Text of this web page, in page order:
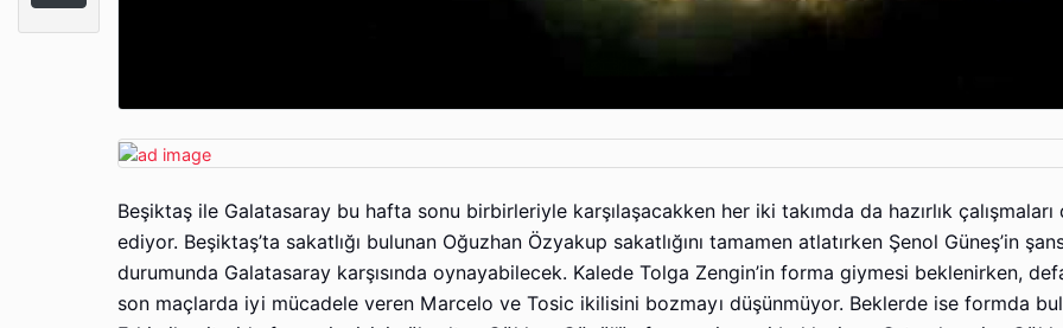
Beşiktaş ile Galatasaray bu hafta sonu birbirleriyle karşılaşacakken her iki takımda da hazırlık çalışmaları
ediyor. Beşiktaş’ta sakatlığı bulunan Oğuzhan Özyakup sakatlığını tamamen atlatırken Şenol Güneş’in
durumunda Galatasaray karşısında oynayabilecek. Kalede Tolga Zengin’in forma giymesi beklenirken,
son maçlarda iyi mücadele veren Marcelo ve Tosic ikilisini bozmayı düşünmüyor. Beklerde ise formda